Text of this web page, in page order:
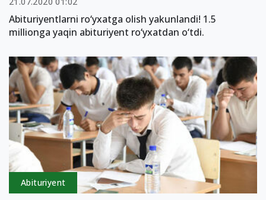
Abituriyentlarni ro‘yxatga olish yakunlandi! 1.5
millionga yaqin abituriyent ro‘yxatdan o‘tdi.
Abituriyent